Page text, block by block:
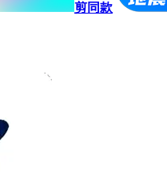
剪同款